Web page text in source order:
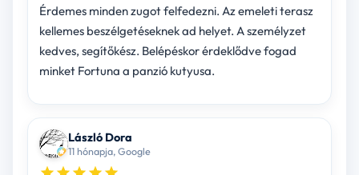
Érdemes minden zugot felfedezni. Az emeleti terasz
kellemes beszélgetéseknek ad helyet. A személyzet
kedves, segítőkész. Belépéskor érdeklődve fogad
minket Fortuna a panzió kutyusa.
László Dora
11 hónapja, Google